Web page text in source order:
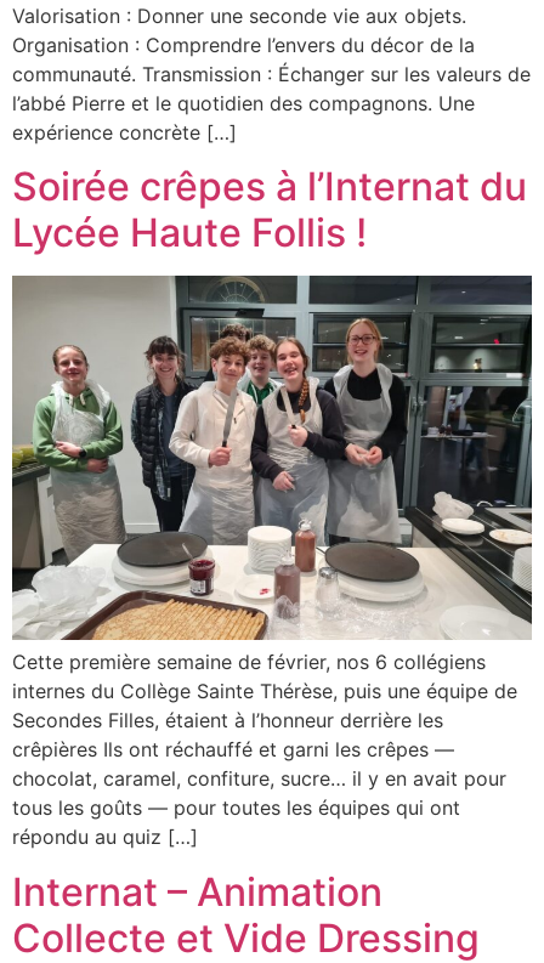
Valorisation : Donner une seconde vie aux objets.
Organisation : Comprendre l’envers du décor de la
communauté. Transmission : Échanger sur les valeurs de
l’abbé Pierre et le quotidien des compagnons. Une
expérience concrète […]
Soirée crêpes à l’Internat du
Lycée Haute Follis !
Cette première semaine de février, nos 6 collégiens
internes du Collège Sainte Thérèse, puis une équipe de
Secondes Filles, étaient à l’honneur derrière les
crêpières Ils ont réchauffé et garni les crêpes —
chocolat, caramel, confiture, sucre… il y en avait pour
tous les goûts — pour toutes les équipes qui ont
répondu au quiz […]
Internat – Animation
Collecte et Vide Dressing